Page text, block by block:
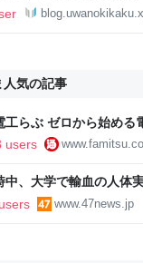
ノキカクのキカクメ
人気の記事
工らぶ ゼロから始め
と勉強。青春しながら“
users
中、大学で輸血の人体
www.47news.jp